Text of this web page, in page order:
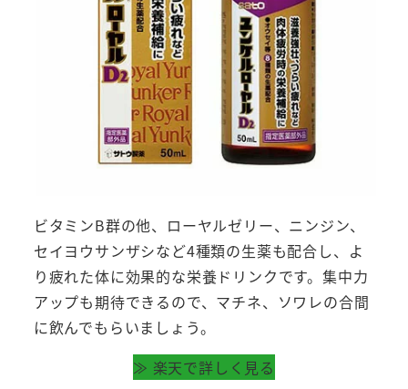
ビタミンB群の他、ローヤルゼリー、ニンジン、
セイヨウサンザシなど4種類の生薬も配合し、よ
り疲れた体に効果的な栄養ドリンクです。集中力
アップも期待できるので、マチネ、ソワレの合間
に飲んでもらいましょう。
≫ 楽天で詳しく見る